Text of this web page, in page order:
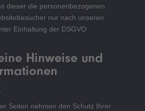
dieser die personenbezogenen
nur nach unseren
Einhaltung der DSGVO
Hinweise und
Seiten nehmen den Schutz Ihrer